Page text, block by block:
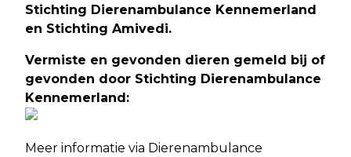
Stichting Dierenambulance Kennemerland
en Stichting Amivedi.
Vermiste en gevonden dieren gemeld bij of
gevonden door Stichting Dierenambulance
Kennemerland:
Meer informatie via Dierenambulance